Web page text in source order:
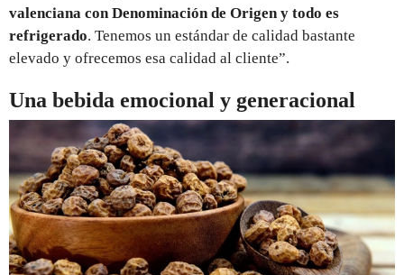
valenciana con Denominación de Origen y todo es
refrigerado. Tenemos un estándar de calidad bastante
elevado y ofrecemos esa calidad al cliente”.
Una bebida emocional y generacional